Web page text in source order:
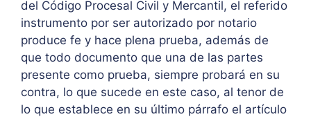
del Código Procesal Civil y Mercantil, el referido
instrumento por ser autorizado por notario
produce fe y hace plena prueba, además de
que todo documento que una de las partes
presente como prueba, siempre probará en su
contra, lo que sucede en este caso, al tenor de
lo que establece en su último párrafo el artículo